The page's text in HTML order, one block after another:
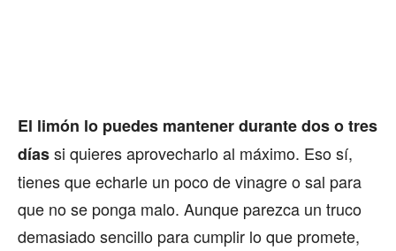
El limón lo puedes mantener durante dos o tres
díassi quieres aprovecharlo al máximo. Eso sí,
tienes que echarle un poco de vinagre o sal para
que no se ponga malo. Aunque parezca un truco
demasiado sencillo para cumplir lo que promete,